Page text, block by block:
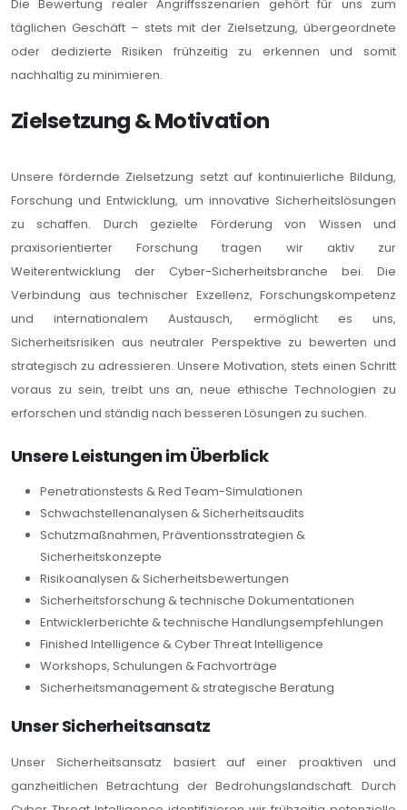
Die Bewertung realer Angriffsszenarien gehört für uns zum
täglichen Geschäft – stets mit der Zielsetzung, übergeordnete
oder dedizierte Risiken frühzeitig zu erkennen und somit
nachhaltig zu minimieren.
Zielsetzung & Motivation
Unsere fördernde Zielsetzung setzt auf kontinuierliche Bildung,
Forschung und Entwicklung, um innovative Sicherheitslösungen
zu schaffen. Durch gezielte Förderung von Wissen und
praxisorientierter Forschung tragen wir aktiv zur
Weiterentwicklung der Cyber-Sicherheitsbranche bei. Die
Verbindung aus technischer Exzellenz, Forschungskompetenz
und internationalem Austausch, ermöglicht es uns,
Sicherheitsrisiken aus neutraler Perspektive zu bewerten und
strategisch zu adressieren. Unsere Motivation, stets einen Schritt
voraus zu sein, treibt uns an, neue ethische Technologien zu
erforschen und ständig nach besseren Lösungen zu suchen.
Unsere Leistungen im Überblick
Penetrationstests & Red Team-Simulationen
Schwachstellenanalysen & Sicherheitsaudits
Schutzmaßnahmen, Präventionsstrategien &
Sicherheitskonzepte
Risikoanalysen & Sicherheitsbewertungen
Sicherheitsforschung & technische Dokumentationen
Entwicklerberichte & technische Handlungsempfehlungen
Finished Intelligence & Cyber Threat Intelligence
Workshops, Schulungen & Fachvorträge
Sicherheitsmanagement & strategische Beratung
Unser Sicherheitsansatz
Unser Sicherheitsansatz basiert auf einer proaktiven und
ganzheitlichen Betrachtung der Bedrohungslandschaft. Durch